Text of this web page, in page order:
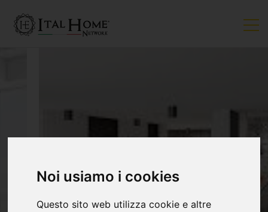
Noi usiamo i cookies
Questo sito web utilizza cookie e altre